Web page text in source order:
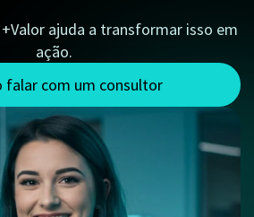
ajuda a transformar isso em
ação.
falar com um consultor